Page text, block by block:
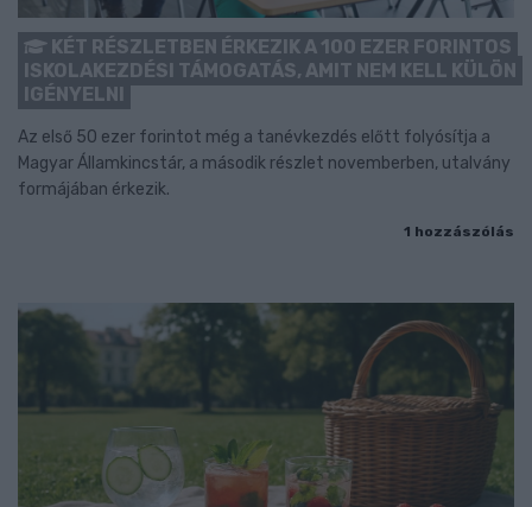
KÉT RÉSZLETBEN ÉRKEZIK A 100 EZER FORINTOS
ISKOLAKEZDÉSI TÁMOGATÁS, AMIT NEM KELL KÜLÖN
IGÉNYELNI
Az első 50 ezer forintot még a tanévkezdés előtt folyósítja a
Magyar Államkincstár, a második részlet novemberben, utalvány
formájában érkezik.
1 hozzászólás